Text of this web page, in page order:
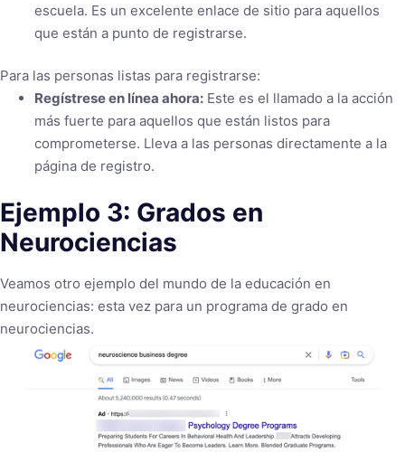
escuela. Es un excelente enlace de sitio para aquellos
que están a punto de registrarse.
Para las personas listas para registrarse:
Regístrese en línea ahora:Este es el llamado a la acción
más fuerte para aquellos que están listos para
comprometerse. Lleva a las personas directamente a la
página de registro.
Ejemplo 3: Grados en
Neurociencias
Veamos otro ejemplo del mundo de la educación en
neurociencias: esta vez para un programa de grado en
neurociencias.